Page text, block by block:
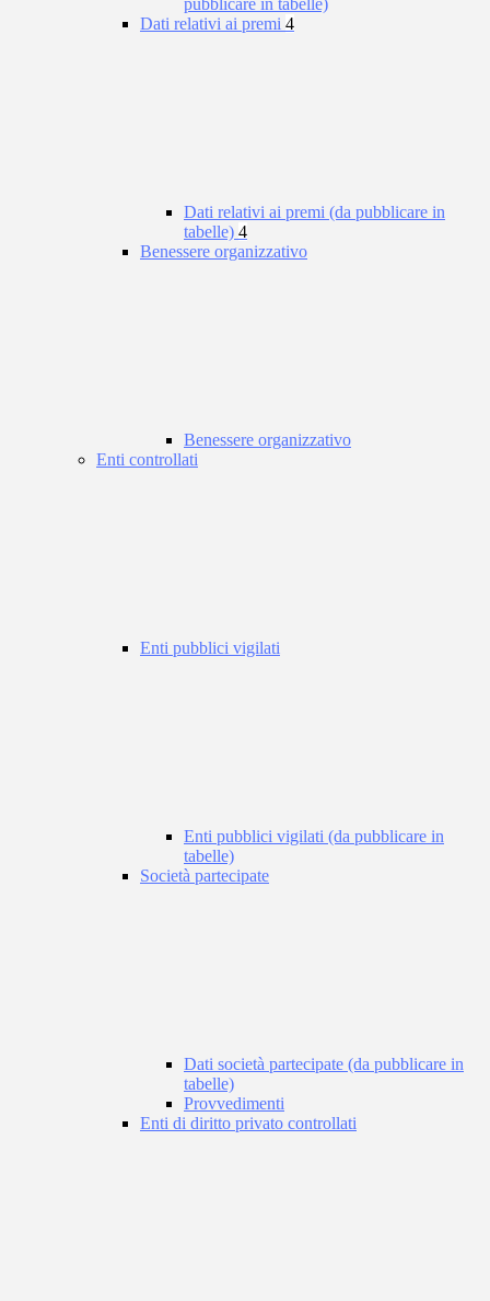
pubblicare in tabelle)
Dati relativi ai premi 4
Dati relativi ai premi (da pubblicare in
tabelle) 4
Benessere organizzativo
Benessere organizzativo
Enti controllati
Enti pubblici vigilati
Enti pubblici vigilati (da pubblicare in
tabelle)
Società partecipate
Dati società partecipate (da pubblicare in
tabelle)
Provvedimenti
Enti di diritto privato controllati